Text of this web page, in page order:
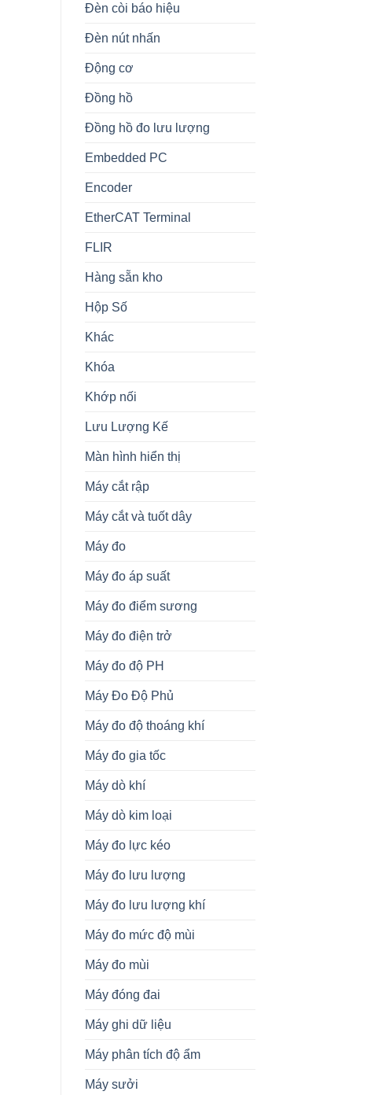
Đèn còi báo hiệu
Đèn nút nhấn
Động cơ
Đồng hồ
Đồng hồ đo lưu lượng
Embedded PC
Encoder
EtherCAT Terminal
FLIR
Hàng sẵn kho
Hộp Số
Khác
Khóa
Khớp nối
Lưu Lượng Kế
Màn hình hiển thị
Máy cắt rập
Máy cắt và tuốt dây
Máy đo
Máy đo áp suất
Máy đo điểm sương
Máy đo điện trở
Máy đo độ PH
Máy Đo Độ Phủ
Máy đo độ thoáng khí
Máy đo gia tốc
Máy dò khí
Máy dò kim loại
Máy đo lực kéo
Máy đo lưu lượng
Máy đo lưu lượng khí
Máy đo mức độ mùi
Máy đo mùi
Máy đóng đai
Máy ghi dữ liệu
Máy phân tích độ ẩm
Máy sưởi